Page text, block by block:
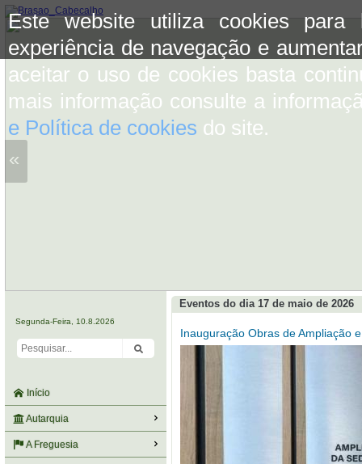
Este website utiliza cookies para
experiência de navegação e
aceitar o uso de cookies basta
mais informação consulte a
e Política de cookies do site.
«
Segunda-Feira, 10.8.2026
Início
Autarquia
A Freguesia
Eventos do dia 17 de maio de 2026
Inauguração Obras de Ampliação